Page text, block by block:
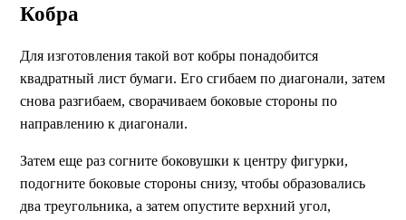
Кобра
Для изготовления такой вот кобры понадобится
квадратный лист бумаги. Его сгибаем по диагонали, затем
снова разгибаем, сворачиваем боковые стороны по
направлению к диагонали.
Затем еще раз согните боковушки к центру фигурки,
подогните боковые стороны снизу, чтобы образовались
два треугольника, а затем опустите верхний угол,